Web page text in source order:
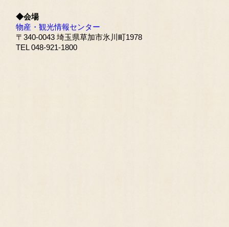
◆会場
物産・観光情報センター
〒340-0043 埼玉県草加市氷川町1978
TEL 048-921-1800